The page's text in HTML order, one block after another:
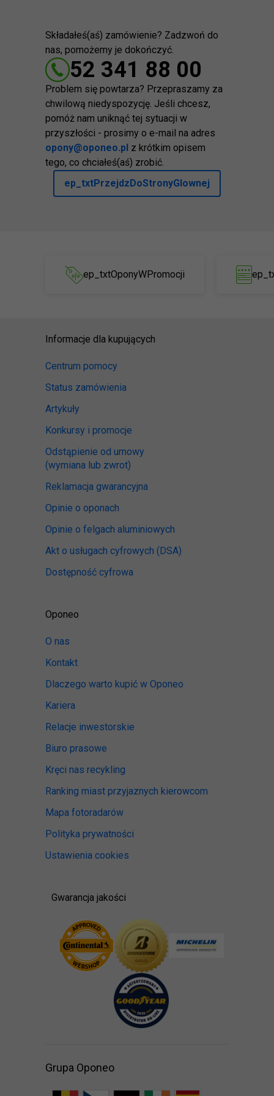
Składałeś(aś) zamówienie? Zadzwoń do
nas, pomożemy je dokończyć.
52 341 88 00
Problem się powtarza? Przepraszamy za
chwilową niedyspozycję. Jeśli chcesz,
pomóż nam uniknąć tej sytuacji w
przyszłości - prosimy o e-mail na adres
opony@oponeo.pl z krótkim opisem
tego, co chciałeś(aś) zrobić.
ep_txtPrzejdzDoStronyGlownej
ep_txtOponyWPromocji
Informacje dla kupujących
Centrum pomocy
Status zamówienia
Artykuły
Konkursy i promocje
Odstąpienie od umowy
(wymiana lub zwrot)
Reklamacja gwarancyjna
Opinie o oponach
Opinie o felgach aluminiowych
Akt o usługach cyfrowych (DSA)
Dostępność cyfrowa
Oponeo
O nas
Kontakt
Dlaczego warto kupić w Oponeo
Kariera
Relacje inwestorskie
Biuro prasowe
Kręci nas recykling
Ranking miast przyjaznych kierowcom
Mapa fotoradarów
Polityka prywatności
Ustawienia cookies
Gwarancja jakości
Grupa Oponeo